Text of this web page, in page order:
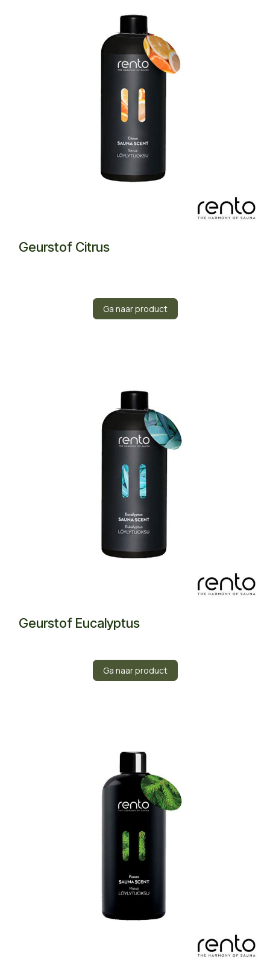
Geurstof Citrus
Ga naar product
Geurstof Eucalyptus
Ga naar product